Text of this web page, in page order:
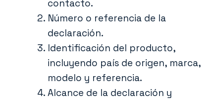
contacto.
Número o referencia de la
declaración.
Identificación del producto,
incluyendo país de origen, marca,
modelo y referencia.
Alcance de la declaración y